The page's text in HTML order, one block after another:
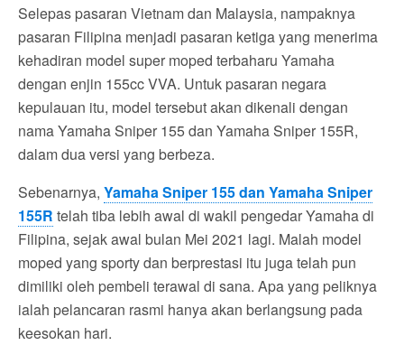
Selepas pasaran Vietnam dan Malaysia, nampaknya
pasaran Filipina menjadi pasaran ketiga yang menerima
kehadiran model super moped terbaharu Yamaha
dengan enjin 155cc VVA. Untuk pasaran negara
kepulauan itu, model tersebut akan dikenali dengan
nama Yamaha Sniper 155 dan Yamaha Sniper 155R,
dalam dua versi yang berbeza.
Sebenarnya, Yamaha Sniper 155 dan Yamaha Sniper
155R telah tiba lebih awal di wakil pengedar Yamaha di
Filipina, sejak awal bulan Mei 2021 lagi. Malah model
moped yang sporty dan berprestasi itu juga telah pun
dimiliki oleh pembeli terawal di sana. Apa yang peliknya
ialah pelancaran rasmi hanya akan berlangsung pada
keesokan hari.